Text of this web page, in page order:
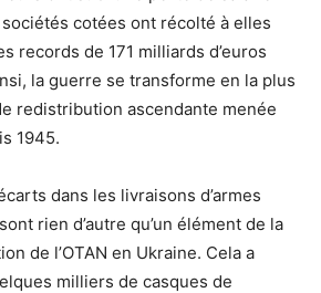
cotées ont récolté à elles
records de 171 milliards d’euros
la guerre se transforme en la plus
redistribution ascendante menée
1945.
dans les livraisons d’armes
rien d’autre qu’un élément de la
de l’OTAN en Ukraine. Cela a
milliers de casques de